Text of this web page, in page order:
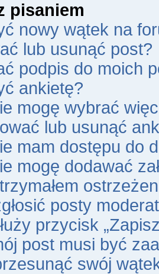
pisaniem
nowy wątek na
lub usunąć post?
podpis do moich
ankietę?
mogę wybrać
lub usunąć
mam dostępu do
mogę dodawać
posty
przycisk
post musi być
swój